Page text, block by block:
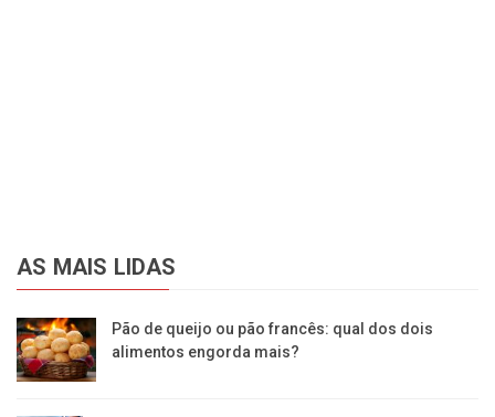
AS MAIS LIDAS
Pão de queijo ou pão francês: qual dos dois
alimentos engorda mais?